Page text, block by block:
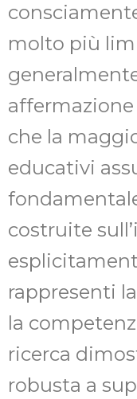
molto più
che la
educativi
costruite
rappresenti
la
ricerca
robusta a